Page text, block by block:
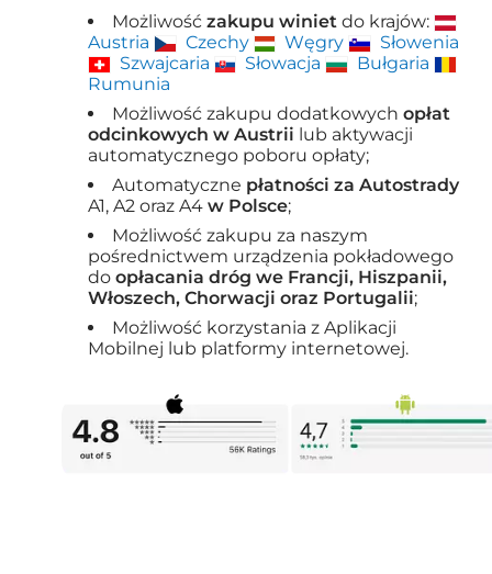
Możliwość zakupu winiet do krajów:
Austria
Czechy Węgry
Słowenia
Szwajcaria
Słowacja
Bułgaria
Rumunia
Możliwość zakupu dodatkowych opłat
odcinkowych w Austrii lub aktywacji
automatycznego poboru opłaty;
Automatyczne płatności za Autostrady
A1, A2 oraz A4 w Polsce;
Możliwość zakupu za naszym
pośrednictwem urządzenia pokładowego
do opłacania dróg we Francji, Hiszpanii,
Włoszech, Chorwacji oraz Portugalii;
Możliwość korzystania z Aplikacji
Mobilnej lub platformy internetowej.